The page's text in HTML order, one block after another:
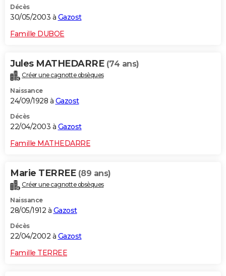
Décès
30/05/2003 à Gazost
Famille DUBOE
Jules MATHEDARRE (74 ans)
Créer une cagnotte obsèques
Naissance
24/09/1928 à Gazost
Décès
22/04/2003 à Gazost
Famille MATHEDARRE
Marie TERREE (89 ans)
Créer une cagnotte obsèques
Naissance
28/05/1912 à Gazost
Décès
22/04/2002 à Gazost
Famille TERREE